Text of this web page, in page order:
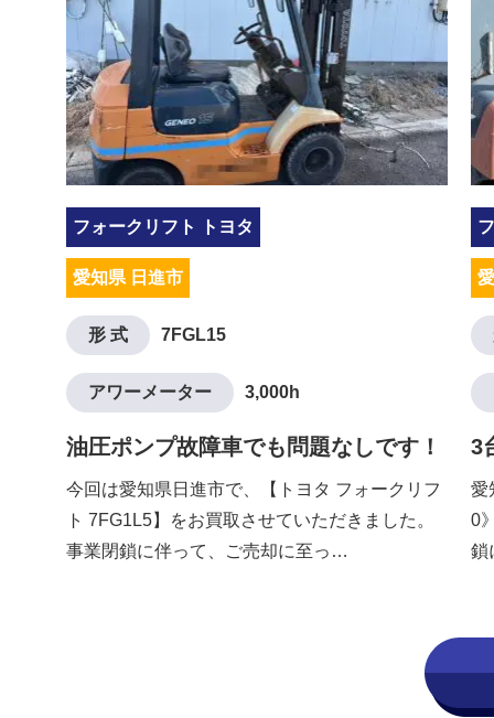
フォークリフト トヨタ
愛知県 日進市
形 式 7FGL15
アワーメーター 3,000h
油圧ポンプ故障車でも問題なしです！
今回は愛知県日進市で、【トヨタ フォークリフ
ト 7FG1L5】をお買取させていただきました。
事業閉鎖に伴って、ご売却に至っ…
3
愛
0
鎖